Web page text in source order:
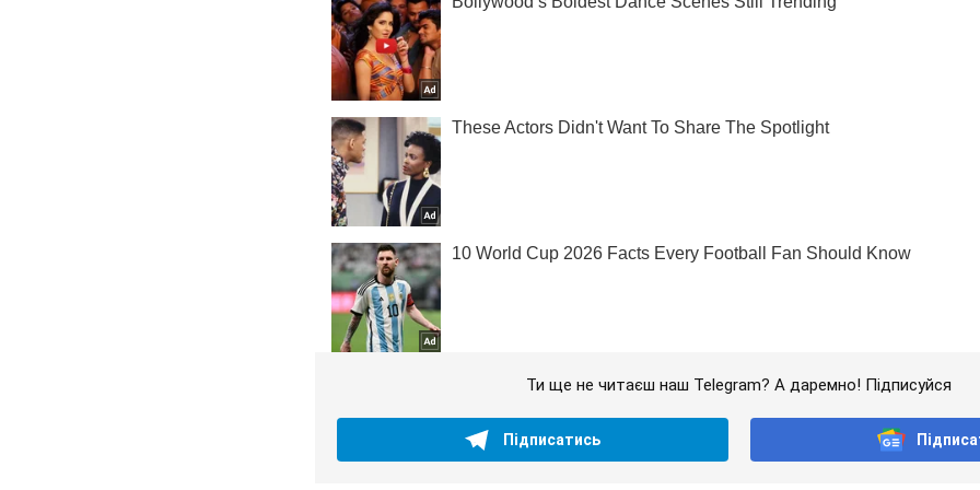
Ти ще не читаєш наш Telegram? А даремно! Підписуйся
Підписатись